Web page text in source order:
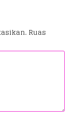
Ruas